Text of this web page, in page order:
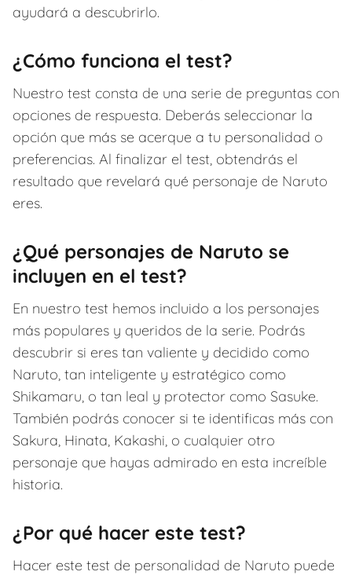
ayudará a descubrirlo.
¿Cómo funciona el test?
Nuestro test consta de una serie de preguntas con
opciones de respuesta. Deberás seleccionar la
opción que más se acerque a tu personalidad o
preferencias. Al finalizar el test, obtendrás el
resultado que revelará qué personaje de Naruto
eres.
¿Qué personajes de Naruto se
incluyen en el test?
En nuestro test hemos incluido a los personajes
más populares y queridos de la serie. Podrás
descubrir si eres tan valiente y decidido como
Naruto, tan inteligente y estratégico como
Shikamaru, o tan leal y protector como Sasuke.
También podrás conocer si te identificas más con
Sakura, Hinata, Kakashi, o cualquier otro
personaje que hayas admirado en esta increíble
historia.
¿Por qué hacer este test?
Hacer este test de personalidad de Naruto puede